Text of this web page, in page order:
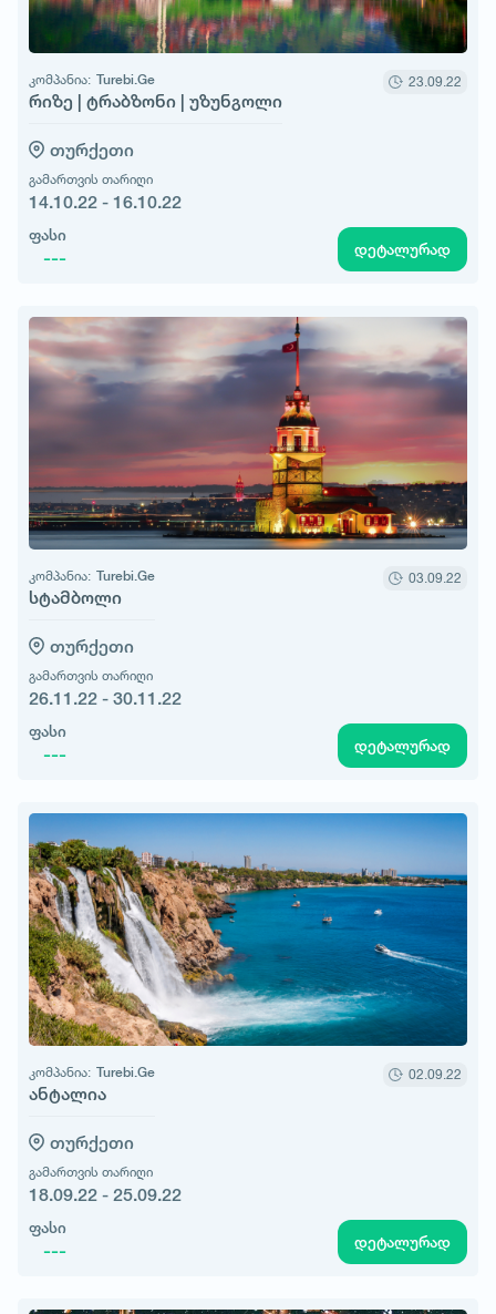
კომპანია: Turebi.Ge
რიზე | ტრაბზონი | უზუნგოლი
23.09.22
თურქეთი
გამართვის თარიღი
14.10.22 - 16.10.22
ფასი
--- დეტალურად
კომპანია: Turebi.Ge
სტამბოლი
03.09.22
თურქეთი
გამართვის თარიღი
26.11.22 - 30.11.22
ფასი
--- დეტალურად
კომპანია: Turebi.Ge
ანტალია
02.09.22
თურქეთი
გამართვის თარიღი
18.09.22 - 25.09.22
ფასი
--- დეტალურად